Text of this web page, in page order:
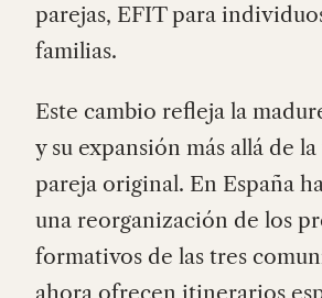
parejas, EFIT para
familias.
Este cambio refleja la
y su expansión más allá de
pareja original. En España
una reorganización de los
formativos de las tres
ahora ofrecen itinerarios